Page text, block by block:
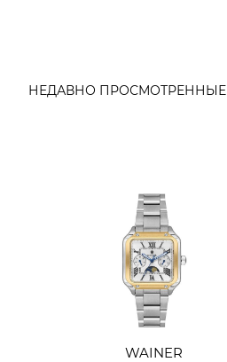
НЕДАВНО ПРОСМОТРЕННЫЕ
WAINER